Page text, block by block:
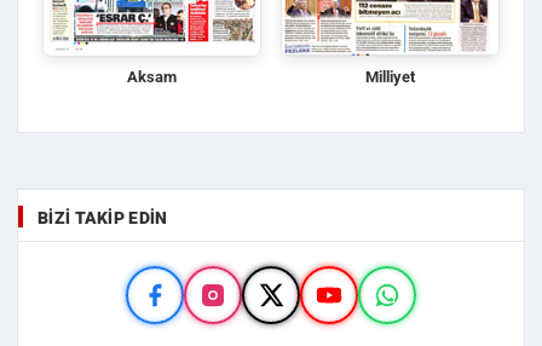
Aksam Milliyet
BIZI TAKIP EDIN